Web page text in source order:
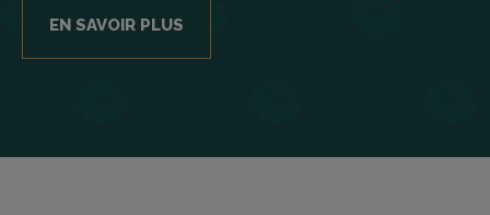
EN SAVOIR PLUS